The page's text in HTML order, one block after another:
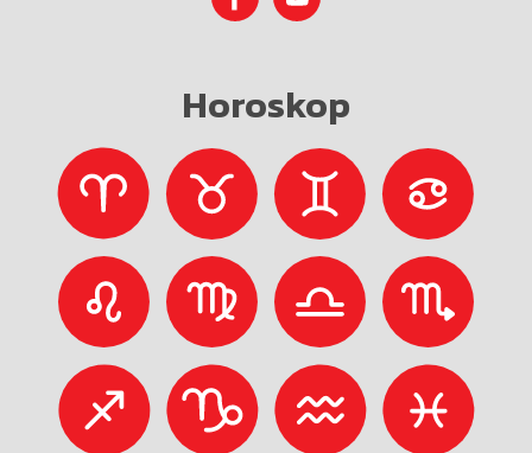
Horoskop